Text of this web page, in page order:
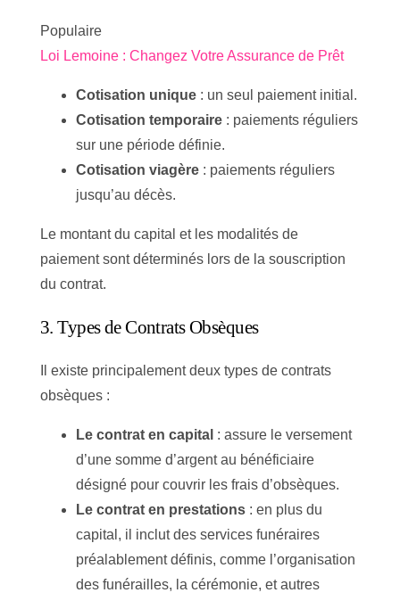
Populaire
Loi Lemoine : Changez Votre Assurance de Prêt
Cotisation unique: un seul paiement initial.
Cotisation temporaire: paiements réguliers
sur une période définie.
Cotisation viagère: paiements réguliers
jusqu’au décès.
Le montant du capital et les modalités de
paiement sont déterminés lors de la souscription
du contrat.
3. Types de Contrats Obsèques
Il existe principalement deux types de contrats
obsèques :
Le contrat en capital : assure le versement
d’une somme d’argent au bénéficiaire
désigné pour couvrir les frais d’obsèques.
Le contrat en prestations: en plus du
capital, il inclut des services funéraires
préalablement définis, comme l’organisation
des funérailles, la cérémonie, et autres